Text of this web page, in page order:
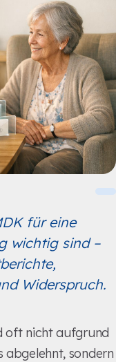
für eine
wichtig sind –
Widerspruch.
oft nicht aufgrund
abgelehnt, sondern